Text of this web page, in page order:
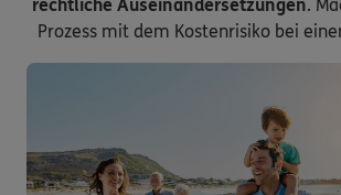
rechtliche Auseinandersetzungen.
Prozess mit dem Kostenrisiko bei